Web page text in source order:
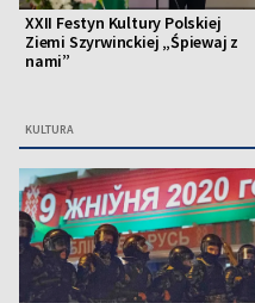
XXII Festyn Kultury Polskiej
Ziemi Szyrwinckiej „Śpiewaj z
nami”
KULTURA